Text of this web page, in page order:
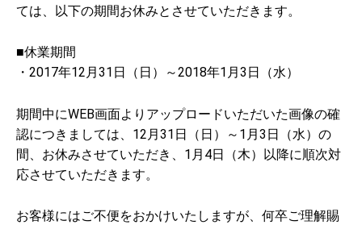
ては、以下の期間お休みとさせていただきます。
■休業期間
・2017年12月31日（日）～2018年1月3日（水）
期間中にWEB画面よりアップロードいただいた画像の確
認につきましては、12月31日（日）～1月3日（水）の
間、お休みさせていただき、1月4日（木）以降に順次対
応させていただきます。
お客様にはご不便をおかけいたしますが、何卒ご理解賜